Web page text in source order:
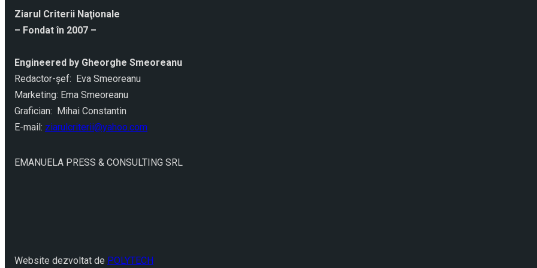
Ziarul Criterii Naţionale
– Fondat în 2007 –
Engineered by Gheorghe Smeoreanu
Redactor-şef: Eva Smeoreanu
Marketing: Ema Smeoreanu
Grafician: Mihai Constantin
E-mail: ziarulcriterii@yahoo.com
EMANUELA PRESS & CONSULTING SRL
Website dezvoltat de POLYTECH